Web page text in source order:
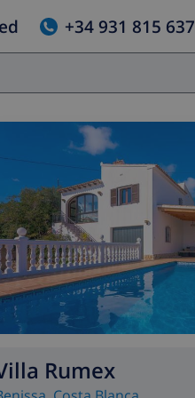
+34 931 815 637
Rumex